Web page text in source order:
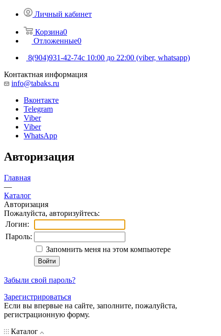
Личный кабинет
Корзина0
Отложенные0
8(904)931-42-74с 10:00 до 22:00 (viber, whatsapp)
Контактная информация
info@tabaks.ru
Вконтакте
Telegram
Viber
Viber
WhatsApp
Авторизация
Главная
—
Каталог
Авторизация
Пожалуйста, авторизуйтесь:
Логин:
Пароль:
Запомнить меня на этом компьютере
Забыли свой пароль?
Зарегистрироваться
Если вы впервые на сайте, заполните, пожалуйста,
регистрационную форму.
Каталог